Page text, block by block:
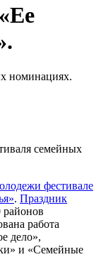
номинациях.
фестивале
. Праздник
районов
работа
дело»,
и «Семейные